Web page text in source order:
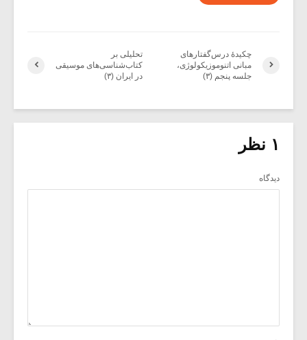
تحلیلی بر
کتاب‌شناسی‌های موسیقی
در ایران (۳)
چکیدۀ درس‌گفتارهای
مبانی اتنوموزیکولوژی،
جلسه پنجم (۳)
۱ نظر
دیدگاه